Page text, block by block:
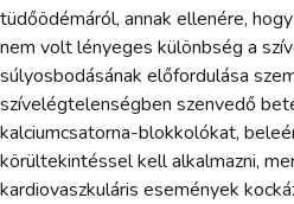
tüdőödémáról, annak ellenére,
nem volt lényeges különbség a
súlyosbodásának előfordulása
szívelégtelenségben szenvedő
kalciumcsatorna-blokkolókat,
körültekintéssel kell alkalmazni,
kardiovaszkuláris események